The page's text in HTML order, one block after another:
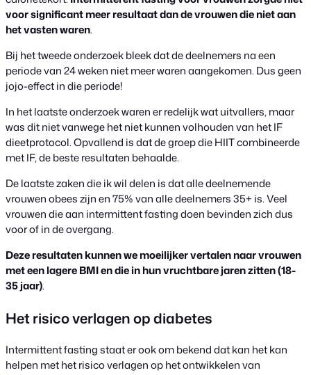
voor significant meer resultaat dan de vrouwen die niet aan
het vasten waren.
Bij het tweede onderzoek bleek dat de deelnemers na een
periode van 24 weken niet meer waren aangekomen. Dus geen
jojo-effect in die periode!
In het laatste onderzoek waren er redelijk wat uitvallers, maar
was dit niet vanwege het niet kunnen volhouden van het IF
dieetprotocol. Opvallend is dat de groep die HIIT combineerde
met IF, de beste resultaten behaalde.
De laatste zaken die ik wil delen is dat alle deelnemende
vrouwen obees zijn en 75% van alle deelnemers 35+ is. Veel
vrouwen die aan intermittent fasting doen bevinden zich dus
voor of in de overgang.
Deze resultaten kunnen we moeilijker vertalen naar vrouwen
met een lagere BMI en die in hun vruchtbare jaren zitten (18-
35 jaar).
Het risico verlagen op diabetes
Intermittent fasting staat er ook om bekend dat kan het kan
helpen met het risico verlagen op het ontwikkelen van